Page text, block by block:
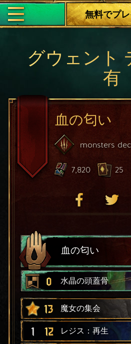
無料でプ
グウェント
有
血の匂い
monsters
7,820 25
血の匂い
0 水晶の頭蓋骨
13 魔女の集会
1 12 レジス：再生